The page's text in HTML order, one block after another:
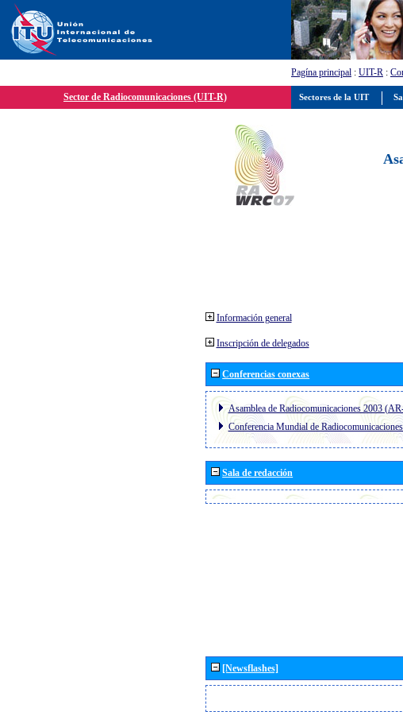
Pagína principal : UIT-R :
Sector de Radiocomunicaciones (UIT-R)
Información general
Inscripción de delegados
Conferencias conexas
Asamblea de Radiocomunicaciones 2003
Conferencia Mundial de
Sala de redacción
[Newsflashes]
Sectores de la UIT